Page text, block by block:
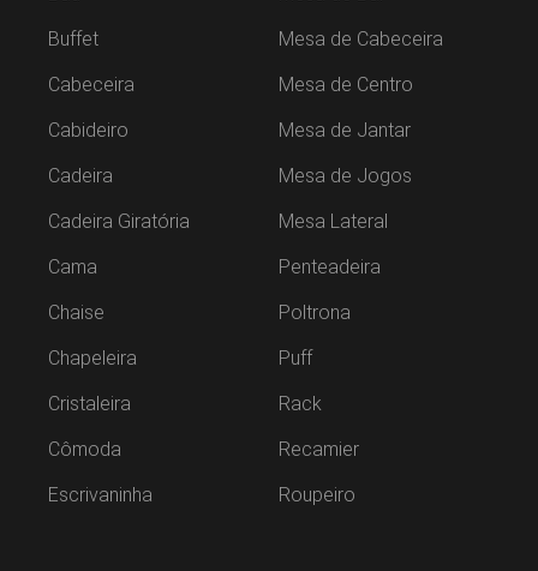
Buffet
Cabeceira
Cabideiro
Cadeira
Cadeira Giratória
Cama
Chaise
Chapeleira
Cristaleira
Cômoda
Escrivaninha
Mesa de Cabeceira
Mesa de Centro
Mesa de Jantar
Mesa de Jogos
Mesa Lateral
Penteadeira
Poltrona
Puff
Rack
Recamier
Roupeiro